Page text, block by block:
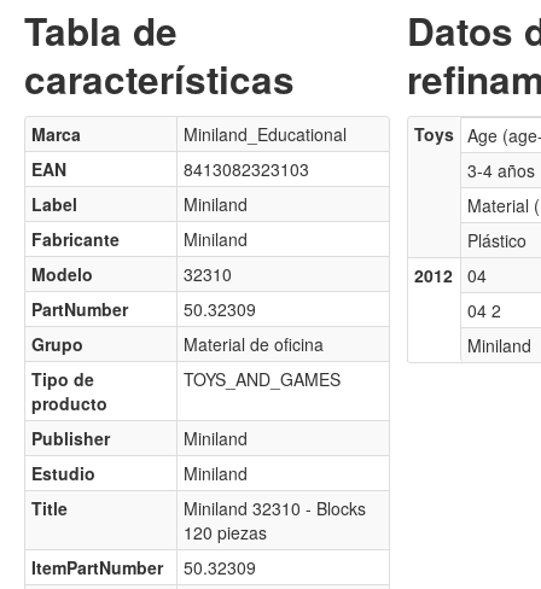
Tabla de
características
Marca
Miniland_Educational
EAN
8413082323103
Label
Miniland
Fabricante
Miniland
Modelo
32310
PartNumber
50.32309
Grupo
Material de oficina
Tipo de
producto
TOYS_AND_GAMES
Publisher
Miniland
Estudio
Miniland
Title
Miniland 32310 - Blocks
120 piezas
ItemPartNumber
50.32309
Datos
Toys Age
3-4 años
Material
Plástico
2012
04
04 2
Miniland